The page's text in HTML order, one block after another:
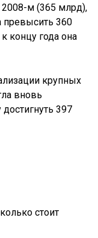
2008-м (365 млрд),
превысить 360
концу года она
крупных
вновь
397
стоит